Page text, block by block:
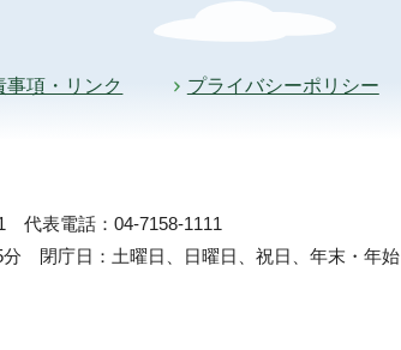
事項・リンク プライバシーポリシー
1 代表電話：04-7158-1111
分 閉庁日：土曜日、日曜日、祝日、年末・年始